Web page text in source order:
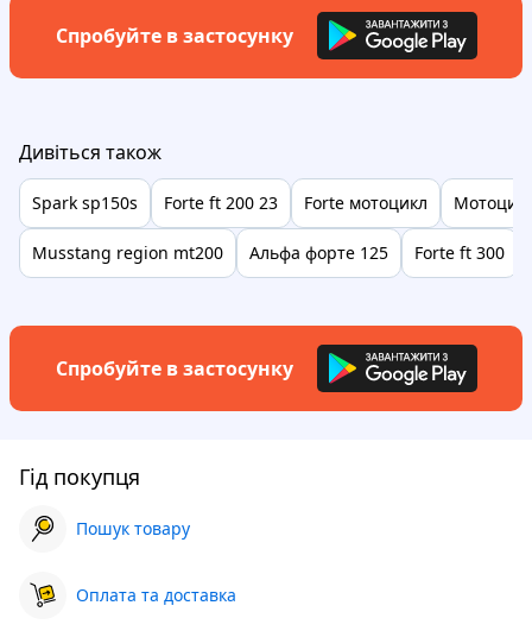
Спробуйте в застосунку
Дивіться також
Spark sp150s Forte ft 200 23 Forte мотоцикл
Musstang region mt200 Альфа форте 125 Forte ft 300
Спробуйте в застосунку
Гід покупця
Пошук товару
Оплата та доставка